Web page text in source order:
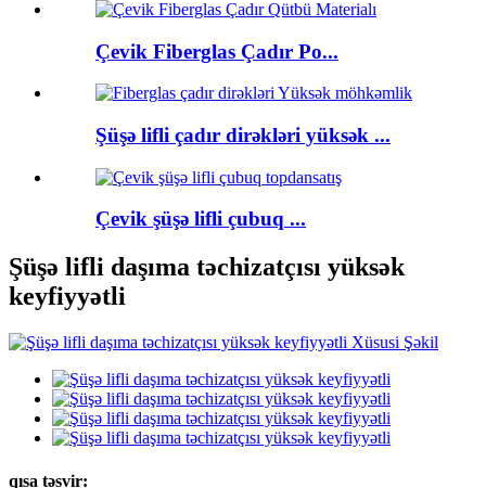
Çevik Fiberglas Çadır Po...
Şüşə lifli çadır dirəkləri yüksək ...
Çevik şüşə lifli çubuq ...
Şüşə lifli daşıma təchizatçısı yüksək
keyfiyyətli
qısa təsvir: